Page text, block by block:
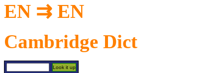
EN ⇉ EN
Cambridge Dict